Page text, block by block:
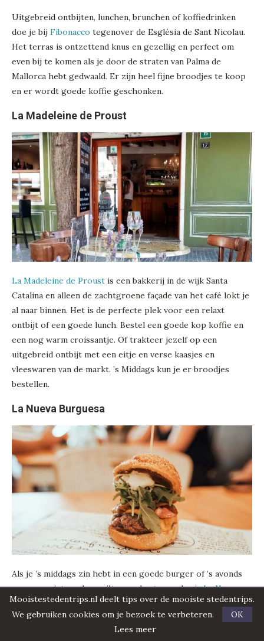
Uitgebreid ontbijten, lunchen, brunchen of koffiedrinken
doe je bij Fibonacco tegenover de Església de Sant Nicolau.
Het terras is ontzettend knus en gezellig en perfect om
even bij te komen als je door de straten van Palma de
Mallorca hebt gedwaald. Er zijn heel fijne broodjes te koop
en er wordt goede koffie geschonken.
La Madeleine de Proust
La Madeleine de Proust is een bakkerij in de wijk Santa
Catalina en alleen de zachtgroene façade van het café lokt je
al naar binnen. Het is de perfecte plek voor een relaxt
ontbijt of een goede lunch. Bestel een goede kop koffie en
een nog warm croissantje. Of trakteer jezelf op een
uitgebreid ontbijt met een eitje en verse kaasjes en
vleeswaren van de markt. ’s Middags kun je er broodjes
bestellen.
La Nueva Burguesa
Als je ’s middags zin hebt in een goede burger of ’s avonds
eens voor iets anders wilt gaan dan tapas, dan isLa Nueva
BurguesainSanta Catalinaeen goede keuze. Het interieur is
relaxt en de burgers zijn gigantisch. Er zijn verschillende
opties, ook vegan en vegetariërs. De kaart wisselt
Mooistestedentrips.nl deelt tips over de mooiste stedentrips.
We gebruiken cookies om je bezoek te verbeteren.
OK
Lees meer